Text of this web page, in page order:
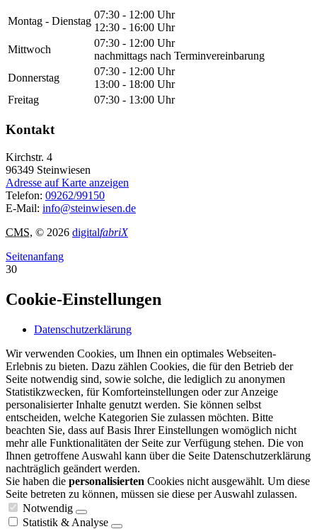
Montag - Dienstag
07:30 - 12:00 Uhr
12:30 - 16:00 Uhr
Mittwoch
07:30 - 12:00 Uhr
nachmittags nach Terminvereinbarung
Donnerstag
07:30 - 12:00 Uhr
13:00 - 18:00 Uhr
Freitag
07:30 - 13:00 Uhr
Kontakt
Kirchstr. 4
96349 Steinwiesen
Adresse auf Karte anzeigen
Telefon: 09262/99150
E-Mail: info@steinwiesen.de
CMS, © 2026 digitalfabriX
Seitenanfang
30
Cookie-Einstellungen
Datenschutzerklärung
Wir verwenden Cookies, um Ihnen ein optimales Webseiten-
Erlebnis zu bieten. Dazu zählen Cookies, die für den Betrieb der
Seite notwendig sind, sowie solche, die lediglich zu anonymen
Statistikzwecken, für Komforteinstellungen oder zur Anzeige
personalisierter Inhalte genutzt werden. Sie können selbst
entscheiden, welche Kategorien Sie zulassen möchten. Bitte
beachten Sie, dass auf Basis Ihrer Einstellungen womöglich nicht
mehr alle Funktionalitäten der Seite zur Verfügung stehen. Die von
Ihnen getroffene Auswahl kann über die Seite Datenschutzerklärung
nachträglich geändert werden.
Sie haben die personalisierten Cookies nicht ausgewählt. Um diese
Seite betreten zu können, müssen sie diese per Auswahl zulassen.
Notwendig
Statistik & Analyse